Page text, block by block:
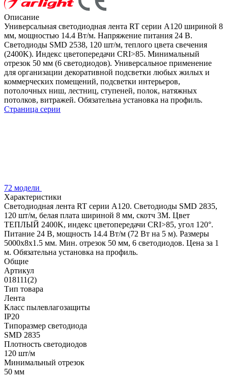
Описание
Универсальная светодиодная лента RT серии A120 шириной 8
мм, мощностью 14.4 Вт/м. Напряжение питания 24 В.
Светодиоды SMD 2538, 120 шт/м, теплого цвета свечения
(2400K). Индекс цветопередачи CRI>85. Минимальный
отрезок 50 мм (6 светодиодов). Универсальное применение
для организации декоративной подсветки любых жилых и
коммерческих помещений, подсветки интерьеров,
потолочных ниш, лестниц, ступеней, полок, натяжных
потолков, витражей. Обязательна установка на профиль.
Страница серии
72 модели
Характеристики
Светодиодная лента RT серии A120. Светодиоды SMD 2835,
120 шт/м, белая плата шириной 8 мм, скотч 3M. Цвет
ТЕПЛЫЙ 2400K, индекс цветопередачи CRI>85, угол 120°.
Питание 24 В, мощность 14.4 Вт/м (72 Вт на 5 м). Размеры
5000x8x1.5 мм. Мин. отрезок 50 мм, 6 светодиодов. Цена за 1
м. Обязательна установка на профиль.
Общие
Артикул
018111(2)
Тип товара
Лента
Класс пылевлагозащиты
IP20
Типоразмер светодиода
SMD 2835
Плотность светодиодов
120 шт/м
Минимальный отрезок
50 мм